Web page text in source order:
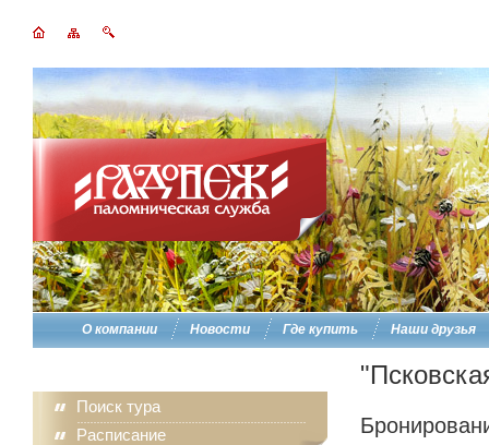
О компании Новости Где купить Наши друзья
Поиск тура
Расписание